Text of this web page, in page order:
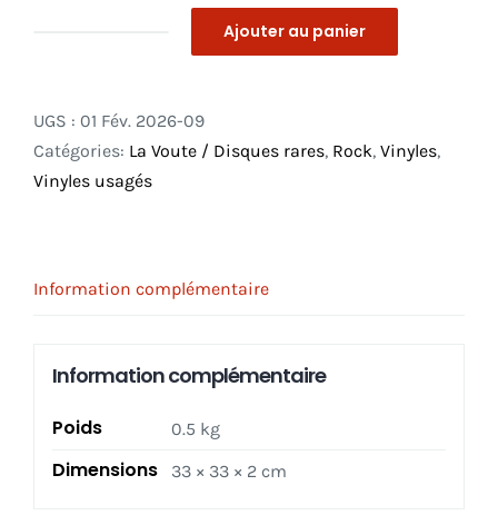
Gabriel
–
Us
_
Ed.
_
Half
Ajouter au panier
UGS : 01 Fév. 2026-09
Catégories: La Voute / Disques rares, Rock, Vinyles,
Vinyles usagés
Information complémentaire
Information complémentaire
Poids 0.5 kg
Dimensions 33 × 33 × 2 cm